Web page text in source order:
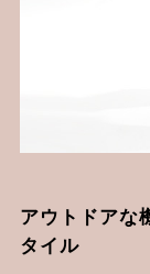
アウトドアな
タイル